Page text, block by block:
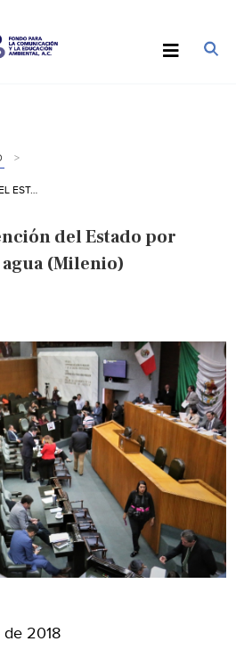
SOLICITARÁN INTERVENCIÓN DEL ESTADO POR CONTAMINACIÓN DE AGUA (MILENIO)
del Estado por
(Milenio)
2018